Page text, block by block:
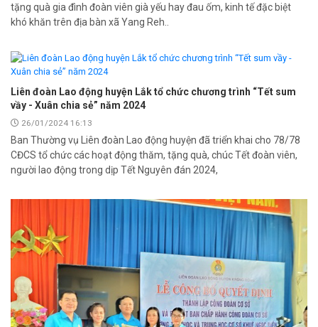
tặng quà gia đình đoàn viên già yếu hay đau ốm, kinh tế đặc biệt
khó khăn trên địa bàn xã Yang Reh..
Liên đoàn Lao động huyện Lắk tổ chức chương trình “Tết sum
vầy - Xuân chia sẻ” năm 2024
26/01/2024 16:13
Ban Thường vụ Liên đoàn Lao động huyện đã triển khai cho 78/78
CĐCS tổ chức các hoạt động thăm, tặng quà, chúc Tết đoàn viên,
người lao động trong dịp Tết Nguyên đán 2024,